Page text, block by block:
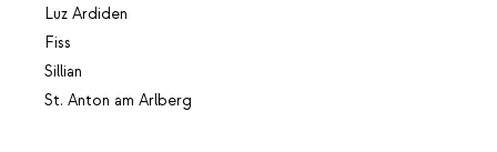
Luz Ardiden
Fiss
Sillian
St. Anton am Arlberg